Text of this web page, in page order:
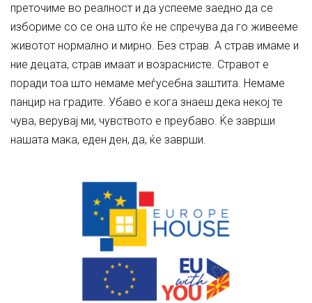
преточиме во реалност и да успееме заедно да се
избориме со се она што ќе не спречува да го живееме
животот нормално и мирно. Без страв. А страв имаме и
ние децата, страв имаат и возраснисте. Стравот е
поради тоа што немаме меѓусебна заштита. Немаме
панцир на градите. Убаво е кога знаеш дека некој те
чува, верувај ми, чувството е преубаво. Ќе заврши
нашата мака, еден ден, да, ќе заврши.